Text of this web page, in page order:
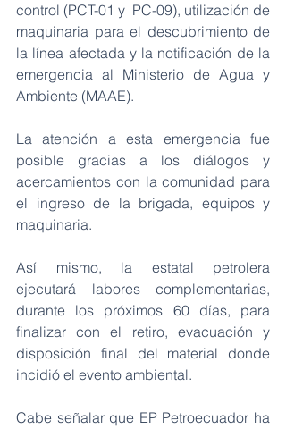
control (PCT-01 y  PC-09), utilización de
maquinaria para el descubrimiento de
la línea afectada y la notificación de la
emergencia al Ministerio de Agua y
Ambiente (MAAE).
La atención a esta emergencia fue
posible gracias a los diálogos y
acercamientos con la comunidad para
el ingreso de la brigada, equipos y
maquinaria.
Así mismo, la estatal petrolera
ejecutará labores complementarias,
durante los próximos 60 días, para
finalizar con el retiro, evacuación y
disposición final del material donde
incidió el evento ambiental.
Cabe señalar que EP Petroecuador ha